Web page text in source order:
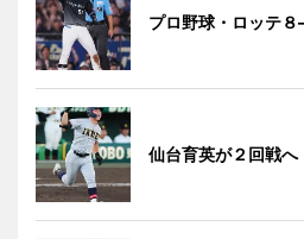
プロ野球・ロッテ
仙台育英が２回戦